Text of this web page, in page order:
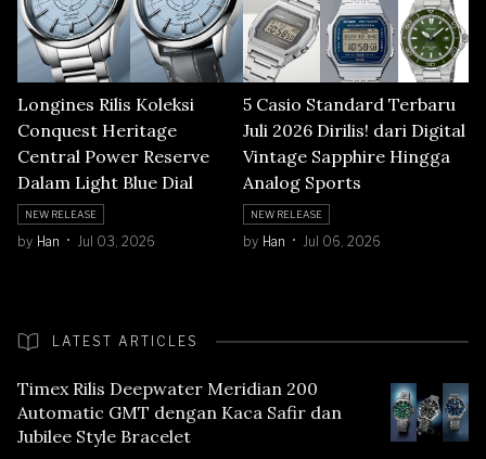
Longines Rilis Koleksi
Conquest Heritage
Central Power Reserve
Dalam Light Blue Dial
NEW RELEASE
by Han Jul 03, 2026
5 Casio Standard Terbaru
Juli 2026 Dirilis! dari Digital
Vintage Sapphire Hingga
Analog Sports
NEW RELEASE
by Han Jul 06, 2026
LATEST ARTICLES
Timex Rilis Deepwater Meridian 200
Automatic GMT dengan Kaca Safir dan
Jubilee Style Bracelet